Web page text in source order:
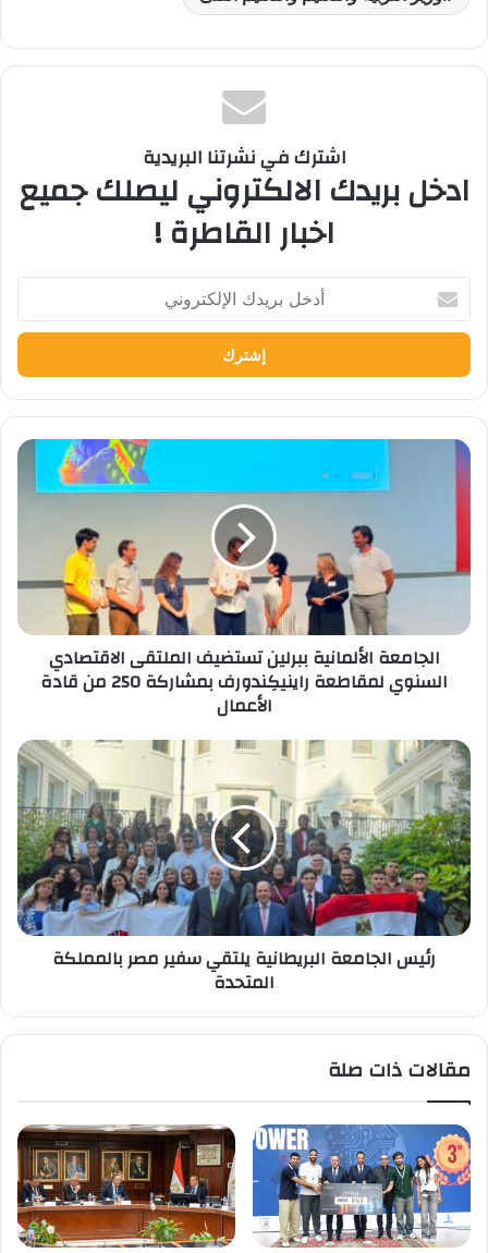
اشترك في نشرتنا البريدية
ادخل بريدك الالكتروني ليصلك جميع
اخبار القاطرة !
بريدك
الإلكتروني
الجامعة
الألمانية
ببرلين
راينيكِندورف
بمشاركة
250
الأعمال
الجامعة الألمانية ببرلين تستضيف الملتقى الاقتصادي
السنوي لمقاطعة راينيكِندورف بمشاركة 250 من قادة
الأعمال
رئيس
الجامعة
البريطانية
يلتقي
سفير
مصر
بالمملكة
المتحدة
رئيس الجامعة البريطانية يلتقي سفير مصر بالمملكة
المتحدة
مقالات ذات صلة